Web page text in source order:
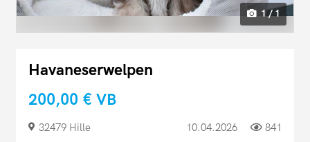
1 / 1
Havaneserwelpen
200,00 € VB
32479 Hille 10.04.2026 841